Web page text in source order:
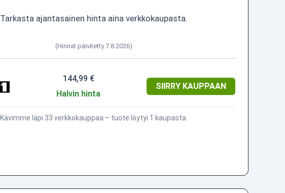
Tarkasta ajantasainen hinta aina verkkokaupasta.
(Hinnat päivitetty 7.8.2026)
144,99 €
Halvin hinta
SIIRRY KAUPPAAN
Kävimme läpi 33 verkkokauppaa – tuote löytyi 1 kaupasta.